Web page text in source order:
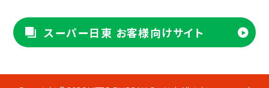
スーパー日東 お客様向けサイト